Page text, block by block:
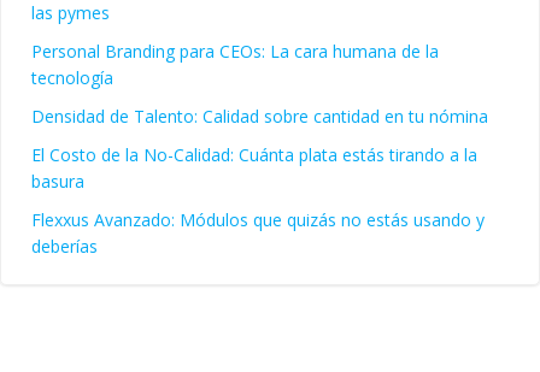
las pymes
Personal Branding para CEOs: La cara humana de la
tecnología
Densidad de Talento: Calidad sobre cantidad en tu nómina
El Costo de la No-Calidad: Cuánta plata estás tirando a la
basura
Flexxus Avanzado: Módulos que quizás no estás usando y
deberías